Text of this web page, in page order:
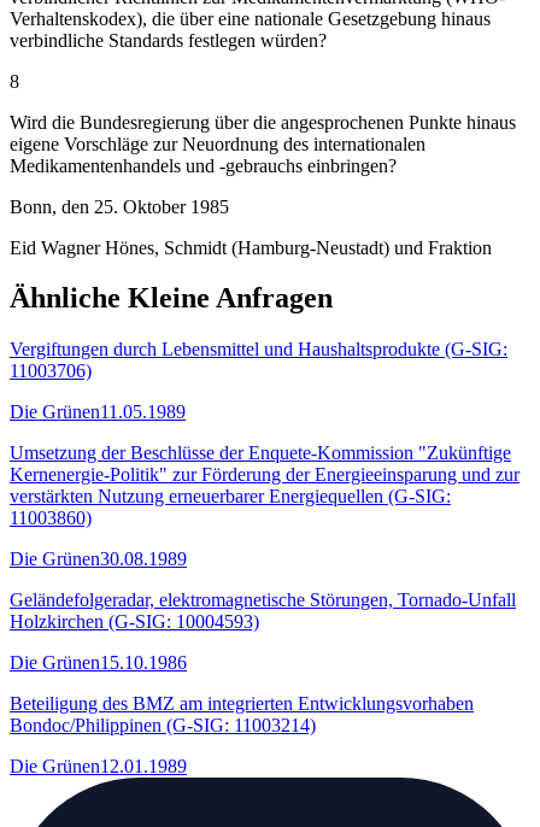
Verhaltenskodex), die über eine nationale Gesetzgebung hinaus
verbindliche Standards festlegen würden?
8
Wird die Bundesregierung über die angesprochenen Punkte hinaus
eigene Vorschläge zur Neuordnung des internationalen
Medikamentenhandels und -gebrauchs einbringen?
Bonn, den 25. Oktober 1985
Eid Wagner Hönes, Schmidt (Hamburg-Neustadt) und Fraktion
Ähnliche Kleine Anfragen
Vergiftungen durch Lebensmittel und Haushaltsprodukte (G-SIG:
11003706)
Die Grünen11.05.1989
Umsetzung der Beschlüsse der Enquete-Kommission "Zukünftige
Kernenergie-Politik" zur Förderung der Energieeinsparung und zur
verstärkten Nutzung erneuerbarer Energiequellen (G-SIG:
11003860)
Die Grünen30.08.1989
Geländefolgeradar, elektromagnetische Störungen, Tornado-Unfall
Holzkirchen (G-SIG: 10004593)
Die Grünen15.10.1986
Beteiligung des BMZ am integrierten Entwicklungsvorhaben
Bondoc/Philippinen (G-SIG: 11003214)
Die Grünen12.01.1989